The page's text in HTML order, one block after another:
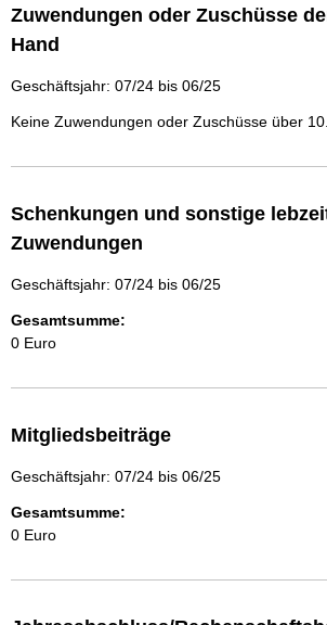
Zuwendungen oder Zuschüsse
Hand
Geschäftsjahr: 07/24 bis 06/25
Keine Zuwendungen oder Zuschüsse über
Schenkungen und sonstige
Zuwendungen
Geschäftsjahr: 07/24 bis 06/25
Gesamtsumme:
0 Euro
Mitgliedsbeiträge
Geschäftsjahr: 07/24 bis 06/25
Gesamtsumme:
0 Euro